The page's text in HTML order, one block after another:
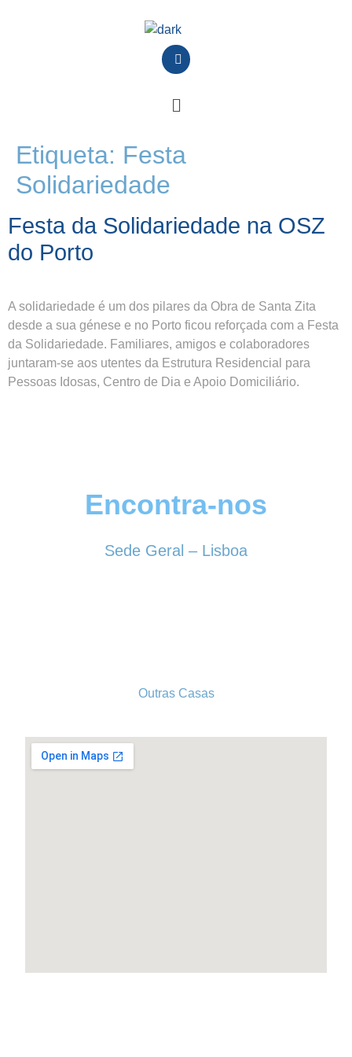
Etiqueta: Festa
Solidariedade
Festa da Solidariedade na OSZ
do Porto
A solidariedade é um dos pilares da Obra de Santa Zita
desde a sua génese e no Porto ficou reforçada com a Festa
da Solidariedade. Familiares, amigos e colaboradores
juntaram-se aos utentes da Estrutura Residencial para
Pessoas Idosas, Centro de Dia e Apoio Domiciliário.
Encontra-nos
Sede Geral – Lisboa
Outras Casas